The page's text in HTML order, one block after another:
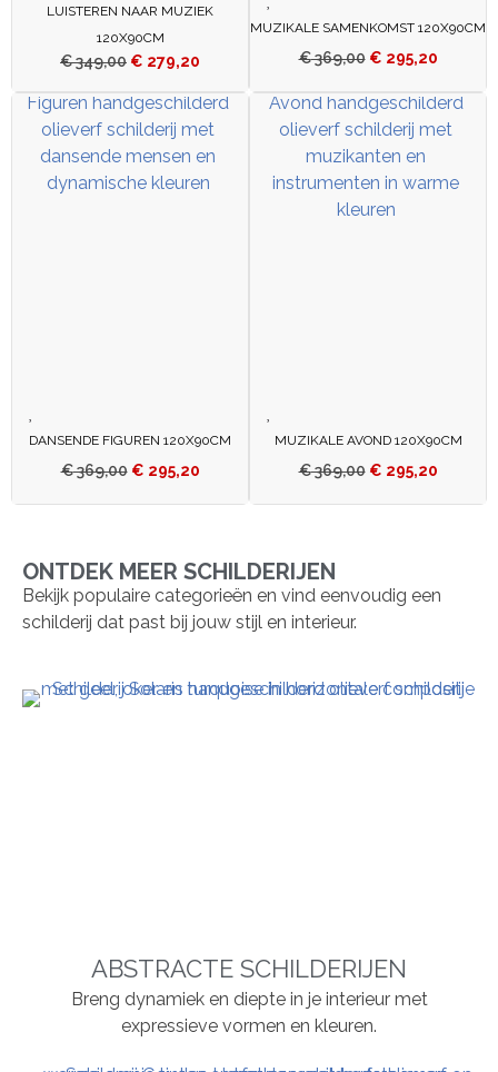
LUISTEREN NAAR MUZIEK
120X90CM
€349,00 € 279,20
MUZIKALE SAMENKOMST 120X90CM
€369,00 € 295,20
DANSENDE FIGUREN 120X90CM
€369,00 € 295,20
MUZIKALE AVOND 120X90CM
€369,00 € 295,20
ONTDEK MEER SCHILDERIJEN
Bekijk populaire categorieën en vind eenvoudig een
schilderij dat past bij jouw stijl en interieur.
ABSTRACTE SCHILDERIJEN
Breng dynamiek en diepte in je interieur met
expressieve vormen en kleuren.